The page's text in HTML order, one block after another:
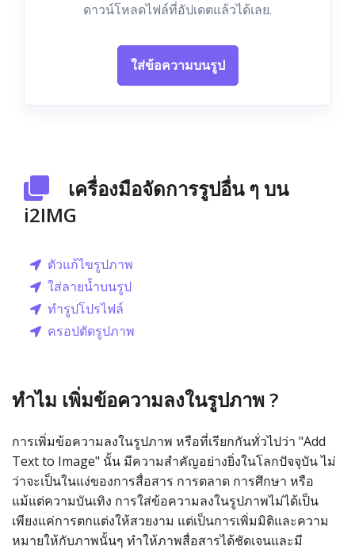
ดาวน์โหลดไฟล์ที่อัปเดตแล้วได้เลย.
ใส่ข้อความบนรูป
เครื่องมือจัดการรูปอื่น ๆ บน
i2IMG
ตัวแก้ไขรูปภาพ
ใส่ลายน้ำบนรูป
ทำรูปโปรไฟล์
ครอปตัดรูปภาพ
ทำไม เพิ่มข้อความลงในรูปภาพ ?
การเพิ่มข้อความลงในรูปภาพ หรือที่เรียกกันทั่วไปว่า "Add
Text to Image" นั้น มีความสำคัญอย่างยิ่งในโลกปัจจุบัน ไม่
ว่าจะเป็นในแง่ของการสื่อสาร การตลาด การศึกษา หรือ
แม้แต่ความบันเทิง การใส่ข้อความลงในรูปภาพไม่ได้เป็น
เพียงแค่การตกแต่งให้สวยงาม แต่เป็นการเพิ่มมิติและความ
หมายให้กับภาพนั้นๆ ทำให้ภาพสื่อสารได้ชัดเจนและมี